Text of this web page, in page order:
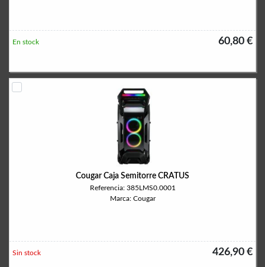
60,80 €
En stock
Cougar Caja Semitorre CRATUS
Referencia: 385LMS0.0001
Marca: Cougar
426,90 €
Sin stock